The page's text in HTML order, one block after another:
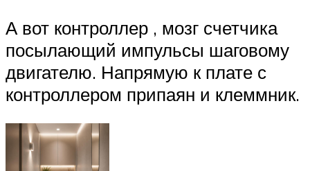
А вот контроллер , мозг счетчика
посылающий импульсы шаговому
двигателю. Напрямую к плате с
контроллером припаян и клеммник.